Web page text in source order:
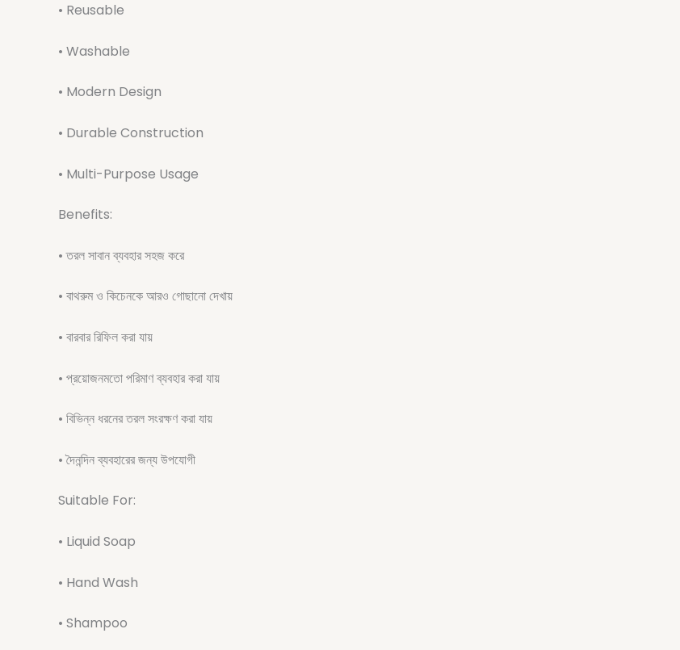
• Reusable
• Washable
• Modern Design
• Durable Construction
• Multi-Purpose Usage
Benefits:
• তরল সাবান ব্যবহার সহজ করে
• বাথরুম ও কিচেনকে আরও গোছানো দেখায়
• বারবার রিফিল করা যায়
• প্রয়োজনমতো পরিমাণ ব্যবহার করা যায়
• বিভিন্ন ধরনের তরল সংরক্ষণ করা যায়
• দৈনন্দিন ব্যবহারের জন্য উপযোগী
Suitable For:
• Liquid Soap
• Hand Wash
• Shampoo